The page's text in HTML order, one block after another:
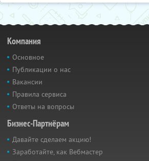
Компания
Основное
Публикации о нас
Вакансии
Правила сервиса
Ответы на вопросы
Бизнес-Партнёрам
Давайте сделаем акцию!
Заработайте, как Вебмастер